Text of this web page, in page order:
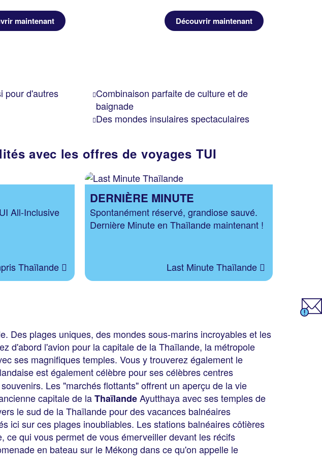
maintenant Découvrir maintenant
pour d'autres
Combinaison parfaite de culture et de
baignade
Des mondes insulaires spectaculaires
avec les offres de voyages TUI
All-Inclusive
Thaïlande
DERNIÈRE MINUTE
Spontanément réservé, grandiose sauvé.
Dernière Minute en Thaïlande maintenant !
Last Minute Thaïlande
Des plages uniques, des mondes sous-marins incroyables et les
d'abord l'avion pour la capitale de la Thaïlande, la métropole
ses magnifiques temples. Vous y trouverez également le
est également célèbre pour ses célèbres centres
Les "marchés flottants" offrent un aperçu de la vie
capitale de laThaïlandeAyutthaya avec ses temples de
le sud de la Thaïlande pour des vacances balnéaires
ici sur ces plages inoubliables. Les stations balnéaires côtières
qui vous permet de vous émerveiller devant les récifs
en bateau sur le Mékong dans ce qu'on appelle le